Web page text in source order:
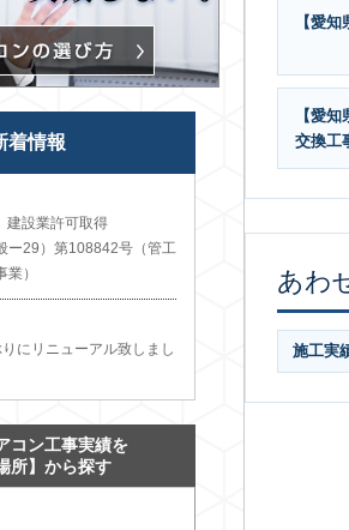
【愛
【愛
交換工
あわ
施工実
着情報
設業許可取得
ー29）第108842号（管工
）
にリニューアル致しまし
コン工事実績を
所】から探す